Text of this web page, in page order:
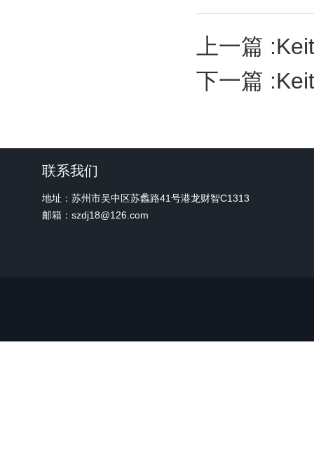
上一篇 :
下一篇 :
联系我们
地址：苏州市吴中区苏蠡路41号港龙财智C1313
邮箱：szdj18@126.com